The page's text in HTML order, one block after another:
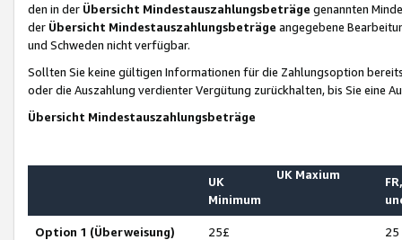
den in der Übersicht Mindestauszahlungsbeträge genannten
der Übersicht Mindestauszahlungsbeträge angegebene
und Schweden nicht verfügbar.
Sollten Sie keine gültigen Informationen für die Zahlungsoption
oder die Auszahlung verdienter Vergütung zurückhalten, bis Sie
Übersicht Mindestauszahlungsbeträge
UK
Minimum
UK Maxium
Option 1 (Überweisung) 25£ 25